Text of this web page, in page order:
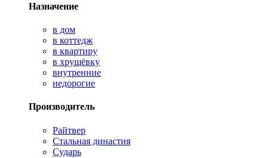
Назначение
в дом
в коттедж
в квартиру
в хрущёвку
внутренние
недорогие
Производитель
Райтвер
Стальная династия
Сударь